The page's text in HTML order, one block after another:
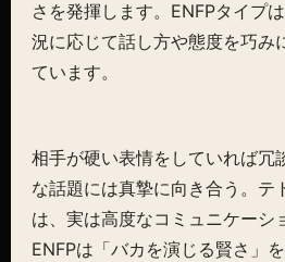
さを発揮します。ENFPタイプ
況に応じて話し方や態度を巧み
ています。
相手が硬い表情をしていれば冗
な話題には真摯に向き合う。テ
は、実は高度なコミュニケーシ
ENFPは「バカを演じる賢さ」